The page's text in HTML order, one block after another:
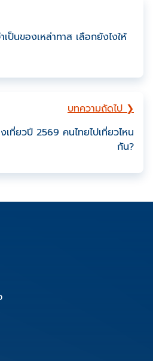
ป็นของเหล่าทาส เลือกยังไงให้
บทความถัดไป ❯
ที่ยวปี 2569 คนไทยไปเที่ยวไหน
กัน?